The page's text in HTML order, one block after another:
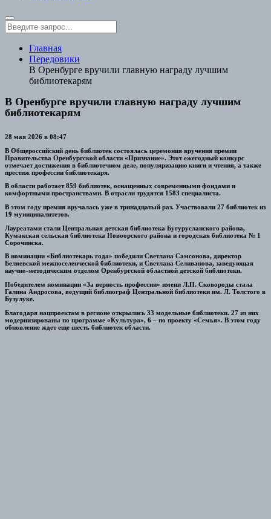
Главная
Передовики
В Оренбурге вручили главную награду лучшим
библиотекарям
В Оренбурге вручили главную награду лучшим
библиотекарям
28 мая 2026 в 08:47
В Общероссийский день библиотек состоялась церемония вручения премии
Правительства Оренбургской области «Признание». Этот ежегодный конкурс
отмечает достижения в библиотечном деле, популяризацию книги и чтения, а также
престиж профессии библиотекаря.
В области работает 859 библиотек, оснащенных современными фондами и
комфортными пространствами. В отрасли трудятся 1583 специалиста.
В этом году премия вручалась уже в тринадцатый раз. Участвовали 27 библиотек из
19 муниципалитетов.
Лауреатами стали Центральная детская библиотека Бугурусланского района,
Кумакская сельская библиотека Новоорского района и городская библиотека № 1
Сорочинска.
В номинации «Библиотекарь года» победили Светлана Самсонова, директор
Беляевской межпоселенческой библиотеки, и Светлана Селиванова, заведующая
научно-методическим отделом Оренбургской областной детской библиотеки.
Победителем номинации «За верность профессии» имени Л.П. Сковороды стала
Галина Андросова, ведущий библиограф Центральной библиотеки им. Л. Толстого в
Бузулуке.
Благодаря нацпроектам в регионе открылись 33 модельные библиотеки. 27 из них
модернизированы по программе «Культура», 6 – по проекту «Семья». В этом году
обновление ждет еще шесть библиотек области.